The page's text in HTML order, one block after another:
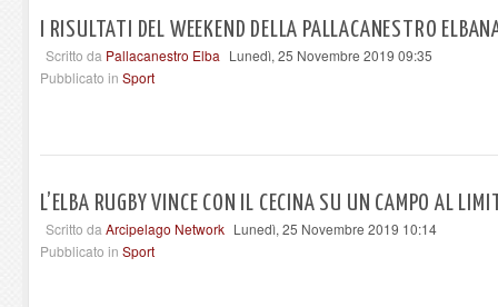
I RISULTATI DEL WEEKEND DELLA PALLACANESTRO
Scritto da Pallacanestro Elba Lunedì, 25 Novembre 2019 09:35
Pubblicato in Sport
L’ELBA RUGBY VINCE CON IL CECINA SU UN CAMPO AL
Scritto da Arcipelago Network Lunedì, 25 Novembre 2019 10:14
Pubblicato in Sport